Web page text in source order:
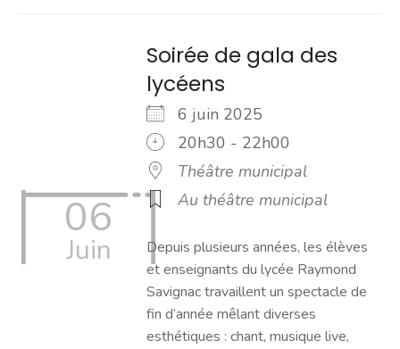
06
Juin
Soirée de gala des
lycéens
6 juin 2025
20h30 - 22h00
Théâtre municipal
Au théâtre municipal
Depuis plusieurs années, les élèves
et enseignants du lycée Raymond
Savignac travaillent un spectacle de
fin d’année mêlant diverses
esthétiques : chant, musique live,